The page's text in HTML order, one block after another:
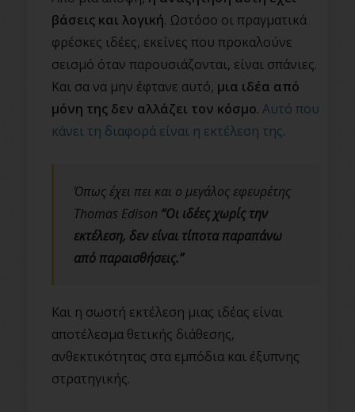
βάσεις και λογική. Ωστόσο οι πραγματικά
φρέσκες ιδέες, εκείνες που προκαλούνε
σεισμό όταν παρουσιάζονται, είναι σπάνιες.
Και σα να μην έφτανε αυτό, μια ιδέα από
μόνη της δεν αλλάζει τον κόσμο. Αυτό που
κάνει τη διαφορά είναι η εκτέλεση της.
Όπως έχει πει και ο μεγάλος εφευρέτης
Thomas Edison “Οι ιδέες χωρίς την
εκτέλεση, δεν είναι τίποτα παραπάνω
από παραισθήσεις.”
Και η σωστή εκτέλεση μιας ιδέας είναι
αποτέλεσμα θετικής διάθεσης,
ανθεκτικότητας στα εμπόδια και έξυπνης
στρατηγικής.